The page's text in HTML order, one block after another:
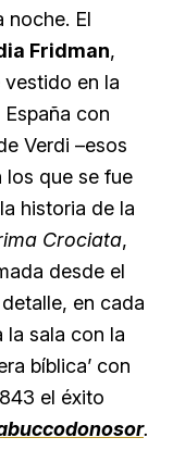
noche. El
Fridman,
en la
con
Verdi –esos
los que se fue
historia de la
Crociata,
desde el
en cada
sala con la
bíblica’ con
el éxito
.